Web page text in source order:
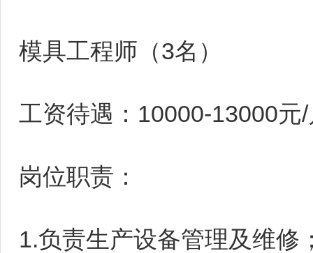
模具工程师（3名）
工资待遇：10000-13000元
岗位职责：
1.负责生产设备管理及维修